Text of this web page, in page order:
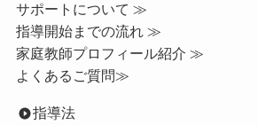
サポートについて ≫
指導開始までの流れ ≫
家庭教師プロフィール紹介 ≫
よくあるご質問≫
指導法